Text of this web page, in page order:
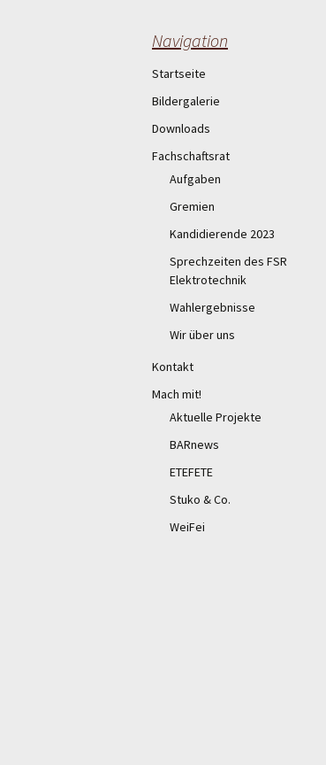
navigation
Navigation
Startseite
Bildergalerie
Downloads
Fachschaftsrat
Aufgaben
Gremien
Kandidierende 2023
Sprechzeiten des FSR
Elektrotechnik
Wahlergebnisse
Wir über uns
Kontakt
Mach mit!
Aktuelle Projekte
BARnews
ETEFETE
Stuko & Co.
WeiFei